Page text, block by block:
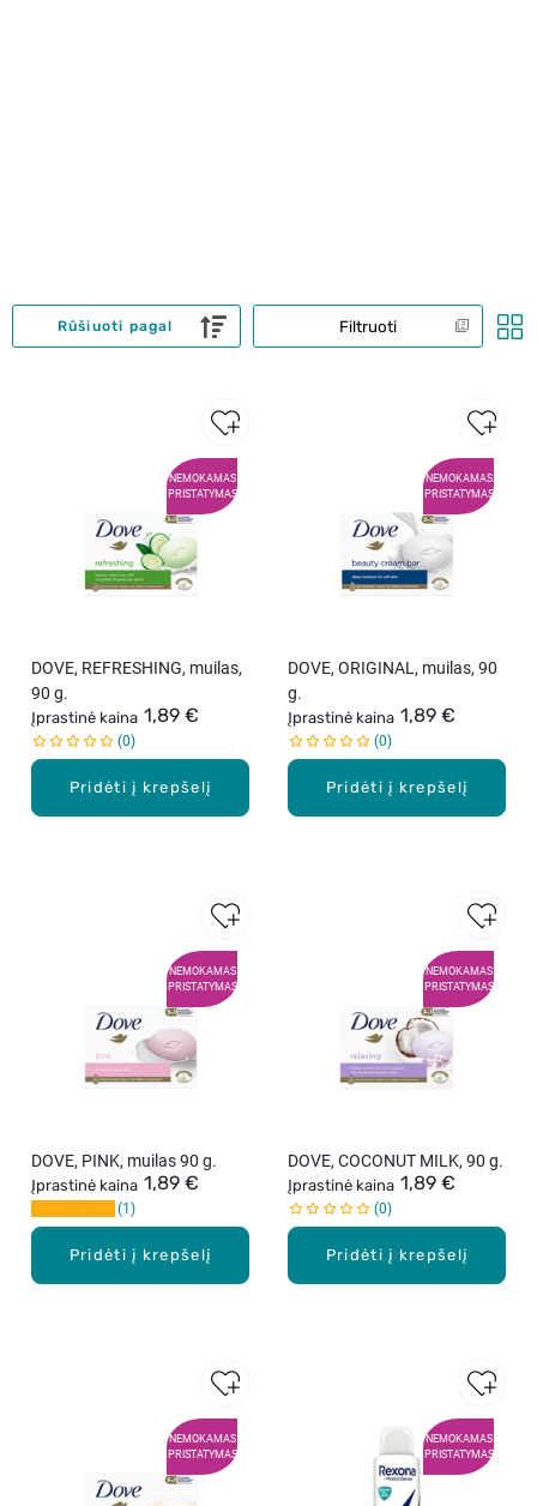
Filtruoti
Rūšiuoti pagal
NEMOKAMAS
PRISTATYMAS
Pridėti į krepšelį
DOVE, REFRESHING, muilas,
90 g.
Įprastinė kaina 1,89 €
0
NEMOKAMAS
PRISTATYMAS
Pridėti į krepšelį
DOVE, ORIGINAL, muilas, 90
g.
Įprastinė kaina 1,89 €
0
NEMOKAMAS
PRISTATYMAS
Pridėti į krepšelį
DOVE, PINK, muilas 90 g.
Įprastinė kaina 1,89 €
1
NEMOKAMAS
PRISTATYMAS
Pridėti į krepšelį
DOVE, COCONUT MILK, 90 g.
Įprastinė kaina 1,89 €
0
NEMOKAMAS
PRISTATYMAS
NEMOKAMAS
PRISTATYMAS